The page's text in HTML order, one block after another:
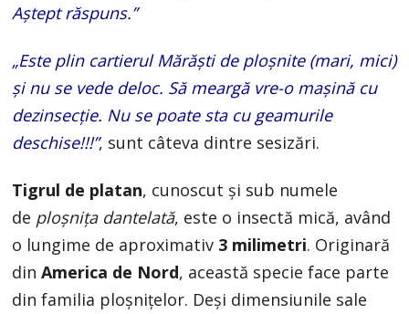
Aştept răspuns.”
„Este plin cartierul Mărăşti de ploşnite (mari, mici)
şi nu se vede deloc. Să meargă vre-o maşină cu
dezinsecţie. Nu se poate sta cu geamurile
deschise!!!”, sunt câteva dintre sesizări.
Tigrul de platan, cunoscut și sub numele
de ploșnița dantelată, este o insectă mică, având
o lungime de aproximativ 3 milimetri. Originară
dinAmerica de Nord, această specie face parte
din familia ploșnițelor. Deși dimensiunile sale